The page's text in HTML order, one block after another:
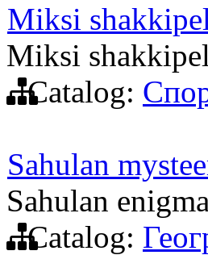
Miksi
Miksi
Catalog:
Sahulan
Sahulan enigma
Catalog: